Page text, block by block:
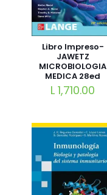
Libro Impreso-
JAWETZ
MICROBIOLOGIA
MEDICA 28ed
L 1,710.00